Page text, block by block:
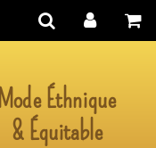
Mode Éthnique
& Équitable